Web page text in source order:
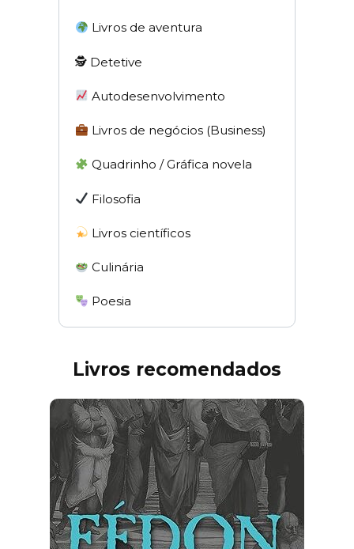
Livros de aventura
🕵 Detetive
Autodesenvolvimento
Livros de negócios (Business)
Quadrinho / Gráfica novela
Filosofia
Livros científicos
Culinária
Poesia
Livros recomendados